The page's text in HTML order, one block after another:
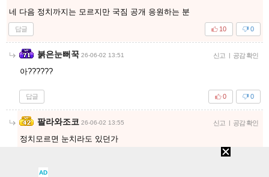
네 다음 정치까지는 모르지만 국짐 공개 응원하는 분
답글 0
10
붉은눈뻐꾹 26-06-02 13:51 신고 | 공감 확인
아??????
답글 0
0
팔라와조코 26-06-02 13:55 신고 | 공감 확인
정치모르면 눈치라도 있던가
AD